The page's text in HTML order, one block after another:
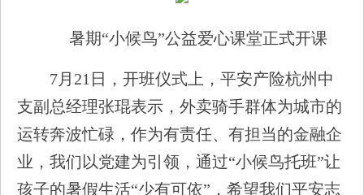
暑期“小候鸟”公益爱心课堂正式开课
7月21日，开班仪式上，平安产险杭州中
支副总经理张琨表示，外卖骑手群体为城市的
运转奔波忙碌，作为有责任、有担当的金融企
业，我们以党建为引领，通过“小候鸟托班”让
孩子的暑假生活“少有可依”，希望我们平安志